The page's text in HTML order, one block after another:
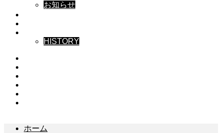
お知らせ
HISTORY
ホーム